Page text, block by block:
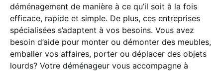
déménagement de manière à ce qu’il soit à la fois
efficace, rapide et simple. De plus, ces entreprises
spécialisées s’adaptent à vos besoins. Vous avez
besoin d’aide pour monter ou démonter des meubles,
emballer vos affaires, porter ou déplacer des objets
lourds? Votre déménageur vous accompagne à